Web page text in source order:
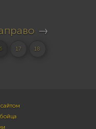
→
17 18
сайтом